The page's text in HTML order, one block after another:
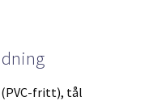
fritt), tål